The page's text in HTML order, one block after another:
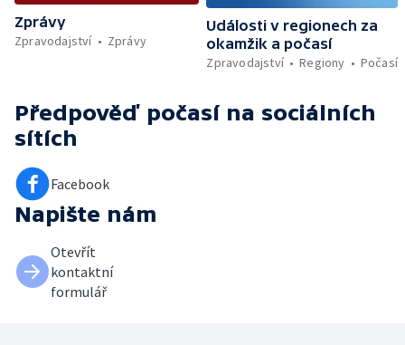
Zprávy
Zpravodajství
Zprávy
Události v regionech za
okamžik a počasí
Zpravodajství
Regiony Počasí
Předpověď počasí na sociálních
sítích
Facebook
Napište nám
Otevřít
kontaktní
formulář